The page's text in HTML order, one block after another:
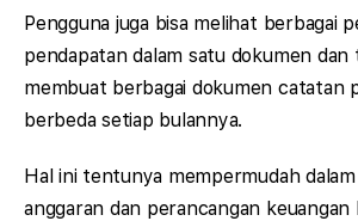
Pengguna juga bisa melihat berbagai
pendapatan dalam satu dokumen dan
membuat berbagai dokumen catatan
berbeda setiap bulannya.
Hal ini tentunya mempermudah dalam
anggaran dan perancangan keuangan